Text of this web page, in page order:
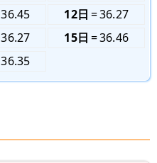
36.45 12日
36.27
36.27 15日
36.46
36.35